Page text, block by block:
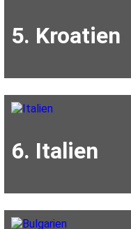
5. Kroatien
6. Italien